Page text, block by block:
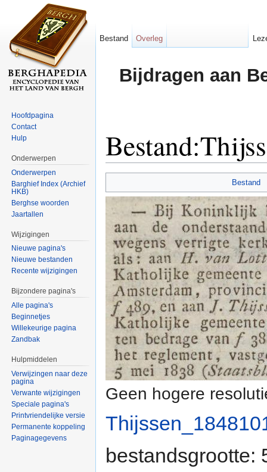
Bijdragen aan
Bestand
Geen hogere
bestandsgrootte:
Bestand Overleg
Hoofdpagina
Contact
Hulp
Onderwerpen
Onderwerpen
Barghief Index (Archief
HKB)
Berghse woorden
Jaartallen
Wijzigingen
Nieuwe pagina's
Nieuwe bestanden
Recente wijzigingen
Bijzondere pagina's
Alle pagina's
Beginnetjes
Willekeurige pagina
Zandbak
Hulpmiddelen
Verwijzingen naar deze
pagina
Verwante wijzigingen
Speciale pagina's
Printvriendelijke versie
Permanente koppeling
Paginagegevens